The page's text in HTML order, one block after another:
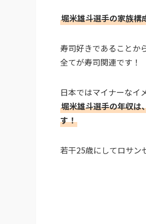
堀米雄斗選手の家族構
寿司好きであることか
全てが寿司関連です！
日本ではマイナーなイ
堀米雄斗選手の年収は
す！
若干25歳にしてロサン